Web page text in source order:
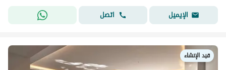
الإيميل
اتصل
قيد الإنشاء